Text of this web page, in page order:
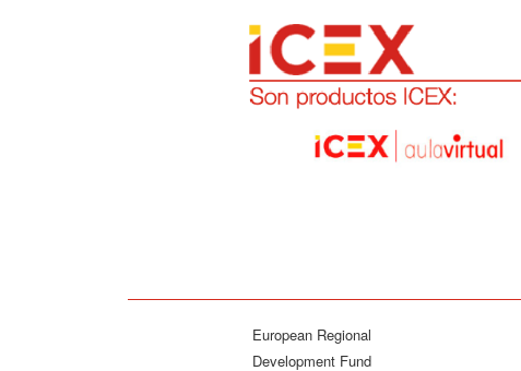
European Regional
Development Fund